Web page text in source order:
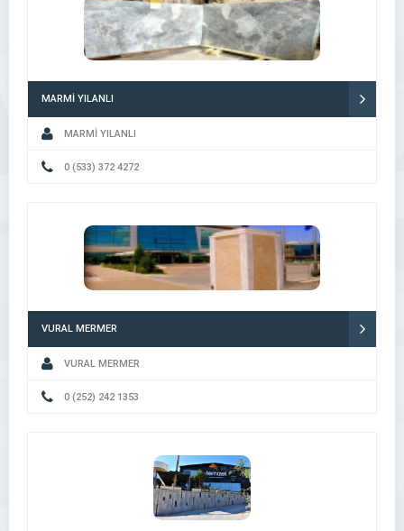
MARMİ YILANLI
MARMİ YILANLI
0 (533) 372 4272
VURAL MERMER
VURAL MERMER
0 (252) 242 1353